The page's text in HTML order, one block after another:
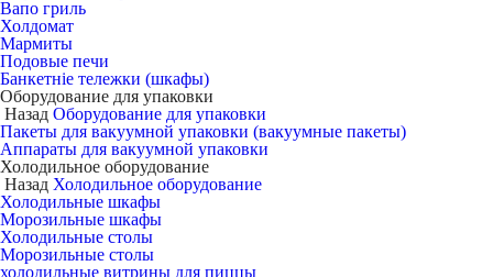
Вапо гриль
Холдомат
Мармиты
Подовые печи
Банкетніе тележки (шкафы)
Оборудование для упаковки
Назад Оборудование для упаковки
Пакеты для вакуумной упаковки (вакуумные пакеты)
Аппараты для вакуумной упаковки
Холодильное оборудование
Назад Холодильное оборудование
Холодильные шкафы
Морозильные шкафы
Холодильные столы
Морозильные столы
холодильные витрины для пиццы